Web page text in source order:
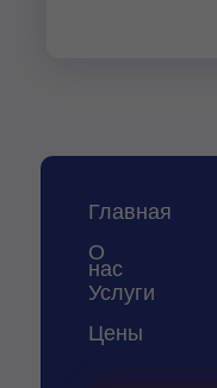
Главная
О
нас
Услуги
Цены